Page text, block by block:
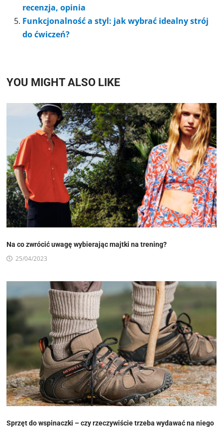
recenzja, opinia
Funkcjonalność a styl: jak wybrać idealny strój
do ćwiczeń?
YOU MIGHT ALSO LIKE
Na co zwrócić uwagę wybierając majtki na trening?
25/04/2023
Sprzęt do wspinaczki – czy rzeczywiście trzeba wydawać na niego